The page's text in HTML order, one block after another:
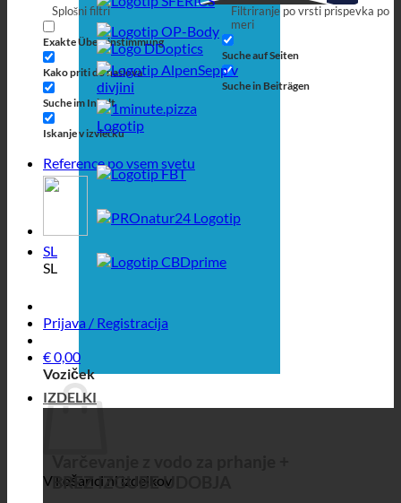
Splošni filtri
Exakte Übereinstimmung
Kako priti do naslova
Suche im Inhalt
Iskanje v izvlečku
Filtriranje po vrsti prispevka po
meri
Suche auf Seiten
Suche in Beiträgen
Reference po vsem svetu
SL
SL
Prijava / Registracija
€0,00
Voziček
V košarici ni izdelkov.
IZDELKI
BREZ IZGUBE UDOBJA